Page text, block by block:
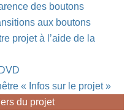
des boutons
aux boutons
projet à l’aide de la
« Infos sur le projet »
du projet